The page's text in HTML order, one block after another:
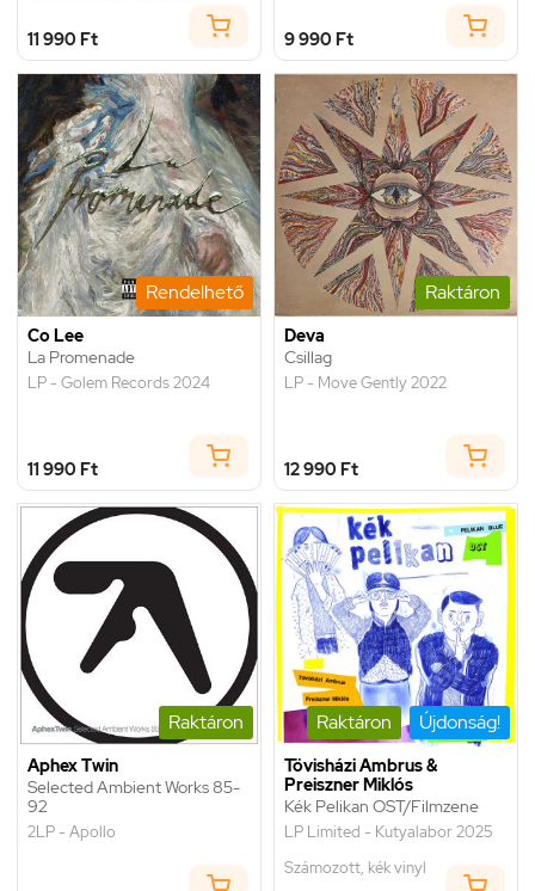
11 990 Ft 9 990 Ft
Rendelhető
Co Lee
La Promenade
LP - Golem Records 2024
11 990 Ft
Raktáron
Deva
Csillag
LP - Move Gently 2022
12 990 Ft
Raktáron
Aphex Twin
Selected Ambient Works 85-
92
2LP - Apollo
Raktáron Újdonság!
Tövisházi Ambrus &
Preiszner Miklós
Kék Pelikan OST/Filmzene
LP Limited - Kutyalabor 2025
Számozott, kék vinyl